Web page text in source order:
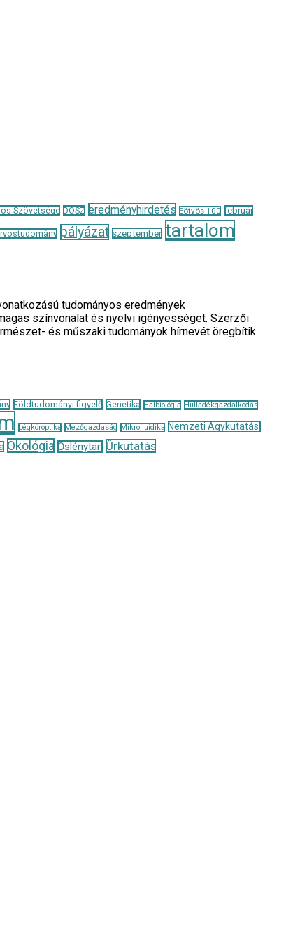
Szövetsége DOSZ eredményhirdetés Eötvös 100 február
pályázat szeptember tartalom
tudományos eredmények
színvonalat és nyelvi igényességet. Szerzői
és műszaki tudományok hírnevét öregbítik.
Földtudományi figyelő Genetika Halbiológia Hulladékgazdálkodás
Légköroptika Mezőgazdaság Mikrofluidika
Nemzeti Agykutatási
Ökológia Őslénytan Űrkutatás